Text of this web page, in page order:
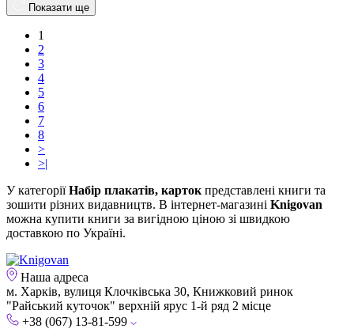
Показати ще
1
2
3
4
5
6
7
8
>
>|
У категоріїНабір плакатів, карток представлені книги та
зошити різних видавництв. В інтернет-магазині Knigovan
можна купити книги за вигідною ціною зі швидкою
доставкою по Україні.
Наша адреса
м. Харків, вулиця Клочківська 30, Книжковий ринок
"Райський куточок" верхній ярус 1-й ряд 2 місце
+38 (067) 13-81-599